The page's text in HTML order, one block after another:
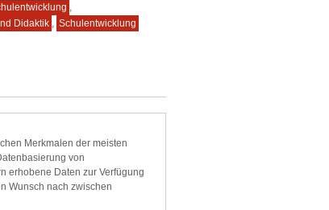
,
Didaktik , Schulentwicklung
Merkmalen der meisten
von
erhobene Daten zur Verfügung
Wunsch nach zwischen